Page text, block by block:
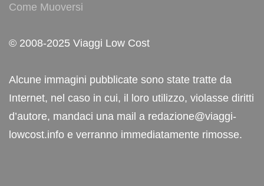
Come Muoversi
© 2008-2025 Viaggi Low Cost
Alcune immagini pubblicate sono state tratte da
Internet, nel caso in cui, il loro utilizzo, violasse diritti
d’autore, mandaci una mail a redazione@viaggi-
lowcost.info e verranno immediatamente rimosse.